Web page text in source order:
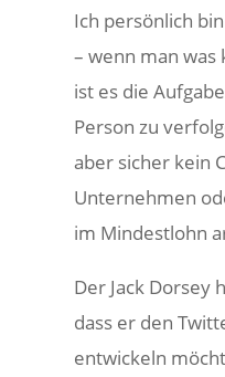
Ich persönlich
– wenn man was
ist es die
Person zu
aber sicher kein
Unternehmen
im Mindestlohn
Der Jack Dorsey
dass er den
entwickeln